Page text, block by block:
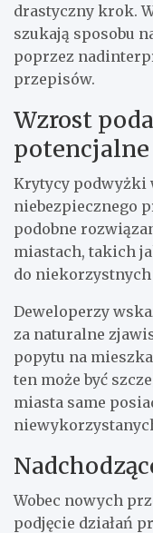
drastyczny krok.
szukają sposobu
poprzez
przepisów.
Wzrost
Krytycy podwyżki
niebezpiecznego
podobne
miastach, takich
do
Deweloperzy
za naturalne
popytu na
ten może być
miasta same
Wobec nowych
podjęcie działań